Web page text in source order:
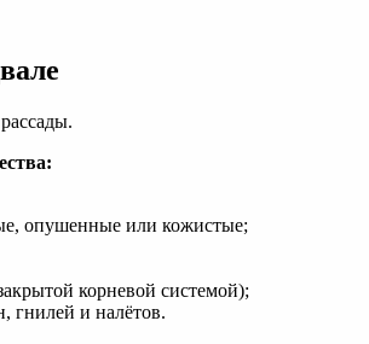
опушенные или кожистые;
корневой системой);
гнилей и налётов.